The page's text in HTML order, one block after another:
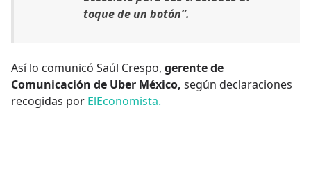
toque de un botón”.
Así lo comunicó Saúl Crespo, gerente de
Comunicación de Uber México, según declaraciones
recogidas por ElEconomista.